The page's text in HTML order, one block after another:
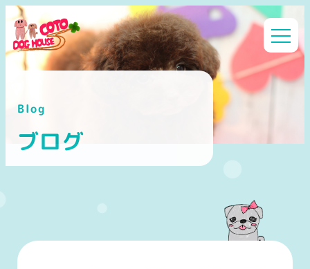
メ
イ
ン
へ
Blog
ブログ